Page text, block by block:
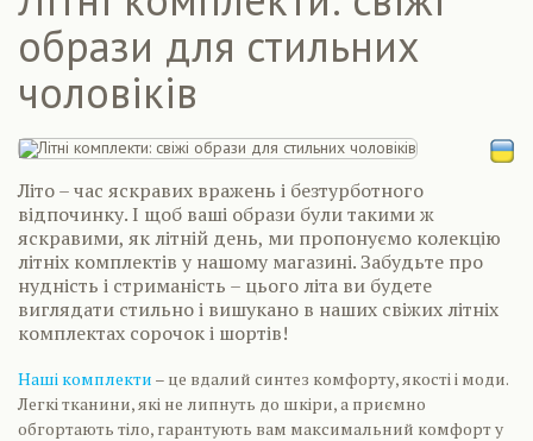
образи для стильних
чоловіків
Літо – час яскравих вражень і безтурботного
відпочинку. І щоб ваші образи були такими ж
яскравими, як літній день, ми пропонуємо колекцію
літніх комплектів у нашому магазині. Забудьте про
нудність і стриманість – цього літа ви будете
виглядати стильно і вишукано в наших свіжих літніх
комплектах сорочок і шортів!
Наші комплекти – це вдалий синтез комфорту, якості і моди.
Легкі тканини, які не липнуть до шкіри, а приємно
обгортають тіло, гарантують вам максимальний комфорт у